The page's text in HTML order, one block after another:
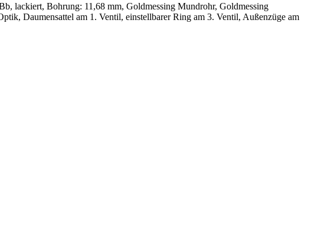
lackiert, Bohrung: 11,68 mm, Goldmessing Mundrohr, Goldmessing
Daumensattel am 1. Ventil, einstellbarer Ring am 3. Ventil, Außenzüge am